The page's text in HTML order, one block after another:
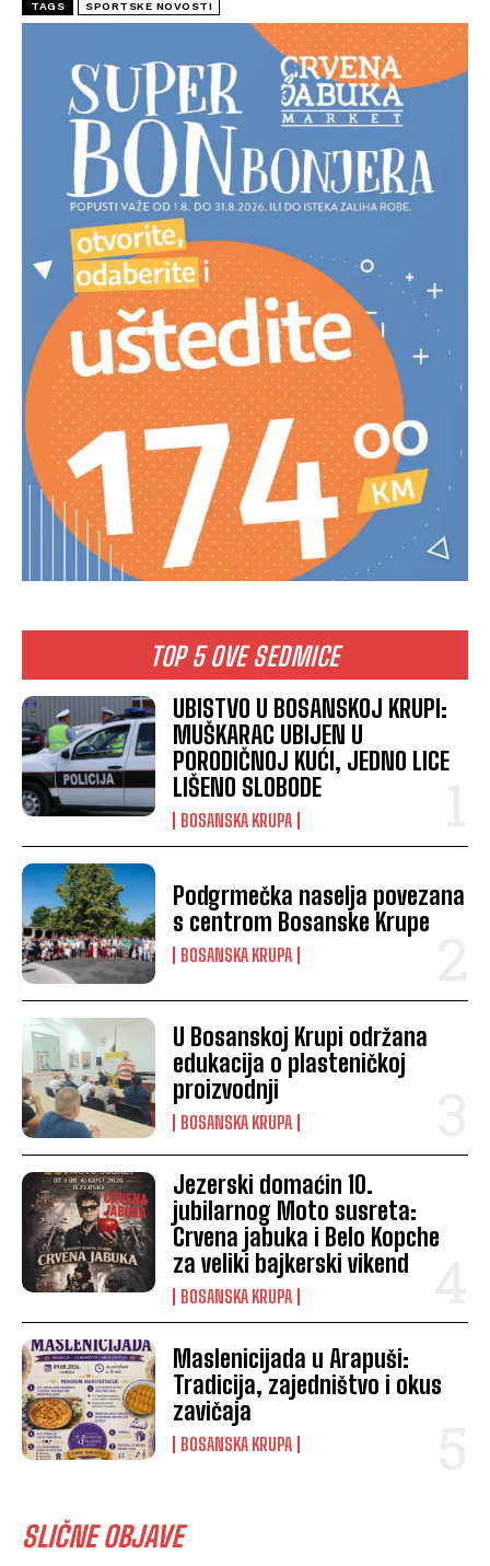
TOP 5 OVE SEDMICE
UBISTVO U BOSANSKOJ KRUPI:
MUŠKARAC UBIJEN U
PORODIČNOJ KUĆI, JEDNO LICE
LIŠENO SLOBODE
BOSANSKA KRUPA
Podgrmečka naselja povezana
s centrom Bosanske Krupe
BOSANSKA KRUPA
U Bosanskoj Krupi održana
edukacija o plasteničkoj
proizvodnji
BOSANSKA KRUPA
Jezerski domaćin 10.
jubilarnog Moto susreta:
Crvena jabuka i Belo Kopche
za veliki bajkerski vikend
BOSANSKA KRUPA
Maslenicijada u Arapuši:
Tradicija, zajedništvo i okus
zavičaja
BOSANSKA KRUPA
SLIČNE OBJAVE
TAGS SPORTSKE NOVOSTI